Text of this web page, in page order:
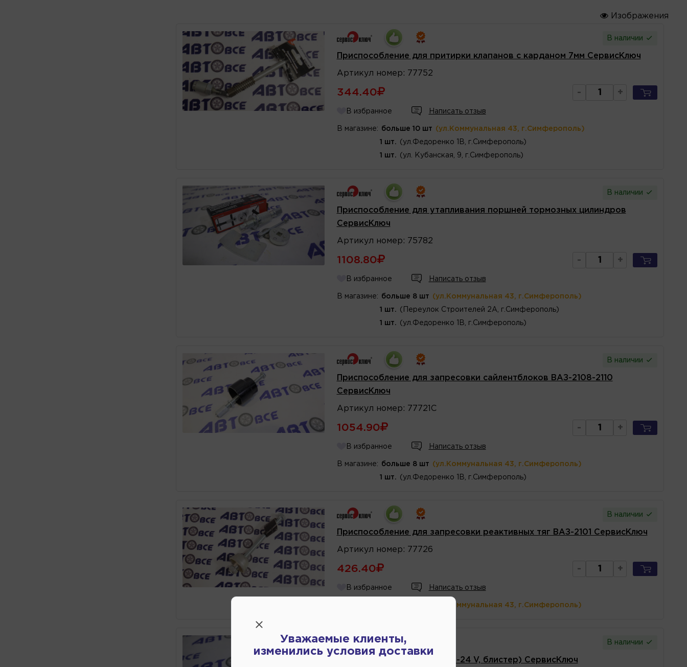
Изображения
В наличии
Приспособление для притирки клапанов с карданом 7мм СервисКлюч
Артикул номер : 77752
344.40 - +
В избранное Написать отзыв
В магазине: больше 10 шт (ул.Коммунальная 43, г.Симферополь)
1 шт. (ул.Федоренко 1В, г.Симферополь)
1 шт. (ул. Кубанская, 9, г.Симферополь)
В наличии
Приспособление для утапливания поршней тормозных цилиндров
СервисКлюч
Артикул номер : 75782
1108.80 - +
В избранное Написать отзыв
В магазине: больше 8 шт (ул.Коммунальная 43, г.Симферополь)
1 шт. (Переулок Строителей 2А, г.Симферополь)
1 шт. (ул.Федоренко 1В, г.Симферополь)
В наличии
Приспособление для запресовки сайлентблоков ВАЗ-2108-2110
СервисКлюч
Артикул номер : 77721С
1054.90 - +
В избранное Написать отзыв
В магазине: больше 8 шт (ул.Коммунальная 43, г.Симферополь)
1 шт. (ул.Федоренко 1В, г.Симферополь)
В наличии
Приспособление для запресовки реактивных тяг ВАЗ-2101 СервисКлюч
Артикул номер : 77726
426.40 - +
В избранное Написать отзыв
(ул.Коммунальная 43, г.Симферополь)
В наличии
Пробник автомобильный (6-24 V, блистер) СервисКлюч
Уважаемые клиенты,
изменились условия доставки